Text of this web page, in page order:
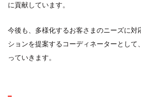
に貢献しています。
今後も、多様化するお客さまのニーズに対
ションを提案するコーディネーターとして
っていきます。